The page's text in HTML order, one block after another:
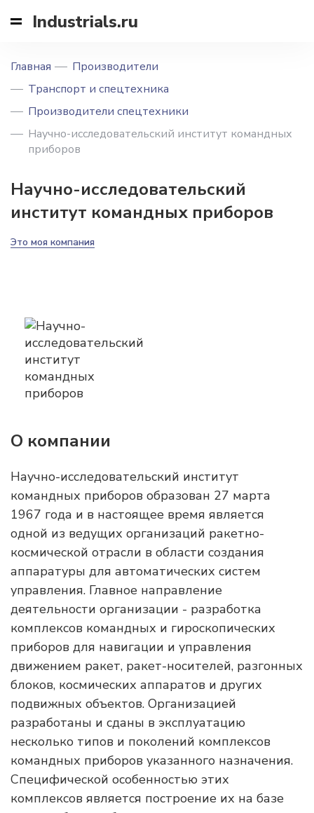
Industrials.ru
Главная
Производители
Транспорт и спецтехника
Производители спецтехники
Научно-исследовательский институт командных
приборов
Научно-исследовательский
институт командных приборов
Это моя компания
О компании
Научно-исследовательский институт
командных приборов образован 27 марта
1967 года и в настоящее время является
одной из ведущих организаций ракетно-
космической отрасли в области создания
аппаратуры для автоматических систем
управления. Главное направление
деятельности организации - разработка
комплексов командных и гироскопических
приборов для навигации и управления
движением ракет, ракет-носителей, разгонных
блоков, космических аппаратов и других
подвижных объектов. Организацией
разработаны и сданы в эксплуатацию
несколько типов и поколений комплексов
командных приборов указанного назначения.
Специфической особенностью этих
комплексов является построение их на базе